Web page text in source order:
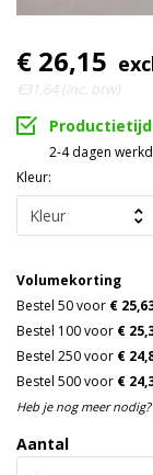
€ 26,15
€31,64 (inc. btw)
2-4 dagen
Kleur:
Aantal
Volumekorting
Bestel 50 voor €
Bestel 100 voor €
Bestel 250 voor €
Bestel 500 voor €
Heb je nog meer